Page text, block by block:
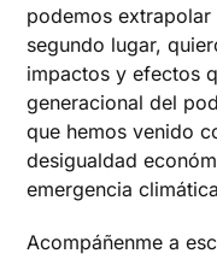
podemos
segundo lugar,
impactos y efectos
generacional del
que hemos venido
desigualdad
emergencia
Acompáñenme a